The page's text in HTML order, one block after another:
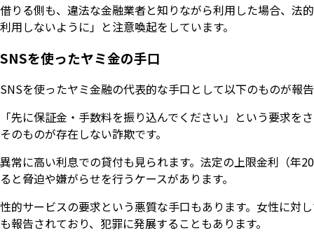
借りる側も、違法な金融業者と知りながら利用した場合、法
利用しないように」と注意喚起をしています。
SNSを使ったヤミ金の手口
SNSを使ったヤミ金融の代表的な手口として以下のものが報
「先に保証金・手数料を振り込んでください」という要求
そのものが存在しない詐欺です。
異常に高い利息での貸付も見られます。法定の上限金利（年
ると脅迫や嫌がらせを行うケースがあります。
性的サービスの要求という悪質な手口もあります。女性に対
も報告されており、犯罪に発展することもあります。